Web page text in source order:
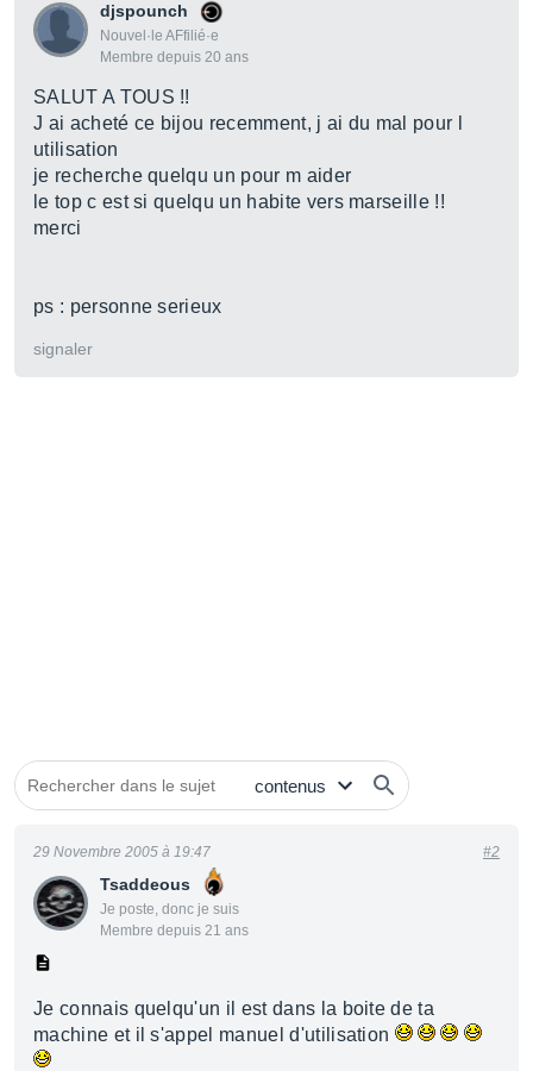
djspounch
Nouvel·le AFfilié·e
Membre depuis 20 ans
SALUT A TOUS !!
J ai acheté ce bijou recemment, j ai du mal pour l
utilisation
je recherche quelqu un pour m aider
le top c est si quelqu un habite vers marseille !!
merci
ps : personne serieux
signaler
Tsaddeous
Je poste, donc je suis
Membre depuis 21 ans
29 Novembre 2005 à 19:47 #2
Je connais quelqu'un il est dans la boite de ta
machine et il s'appel manuel d'utilisation